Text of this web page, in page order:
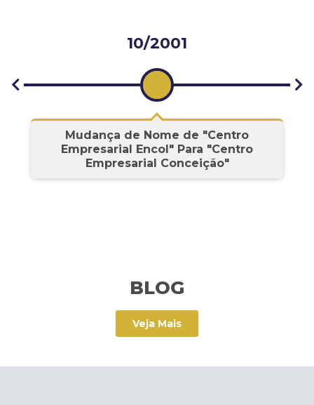
10/2001
Mudança de Nome de "Centro
Empresarial Encol" Para "Centro
Empresarial Conceição"
BLOG
Veja Mais